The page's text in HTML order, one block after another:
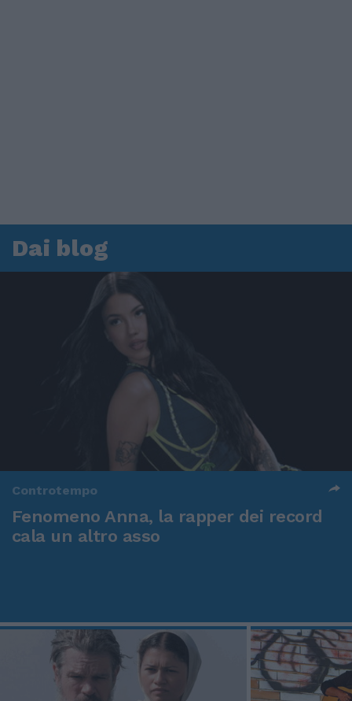
Dai blog
Controtempo
Fenomeno Anna, la rapper dei record
cala un altro asso